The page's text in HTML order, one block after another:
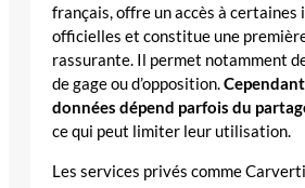
français, offre un accès à certaines
officielles et constitue une
rassurante. Il permet notamment
de gage ou d’opposition.
données dépend parfois du
ce qui peut limiter leur utilisation.
Les services privés comme